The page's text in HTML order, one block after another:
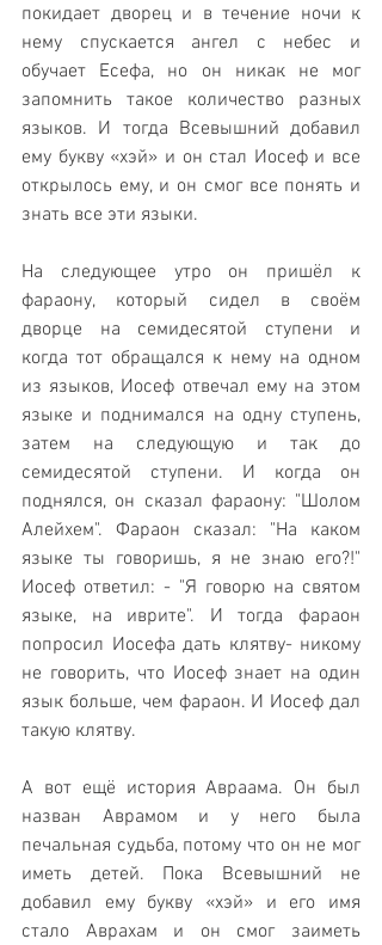
покидает дворец и в течение ночи к
нему спускается ангел с небес и
обучает Есефа, но он никак не мог
запомнить такое количество разных
языков. И тогда Всевышний добавил
ему букву «хэй» и он стал Иосеф и все
открылось ему, и он смог все понять и
знать все эти языки.
На следующее утро он пришёл к
фараону, который сидел в своём
дворце на семидесятой ступени и
когда тот обращался к нему на одном
из языков, Иосеф отвечал ему на этом
языке и поднимался на одну ступень,
затем на следующую и так до
семидесятой ступени. И когда он
поднялся, он сказал фараону: "Шолом
Алейхем". Фараон сказал: "На каком
языке ты говоришь, я не знаю его?!"
Иосеф ответил: - "Я говорю на святом
языке, на иврите". И тогда фараон
попросил Иосефа дать клятву- никому
не говорить, что Иосеф знает на один
язык больше, чем фараон. И Иосеф дал
такую клятву.
А вот ещё история Авраама. Он был
назван Аврамом и у него была
печальная судьба, потому что он не мог
иметь детей. Пока Всевышний не
добавил ему букву «хэй» и его имя
стало Аврахам и он смог заиметь